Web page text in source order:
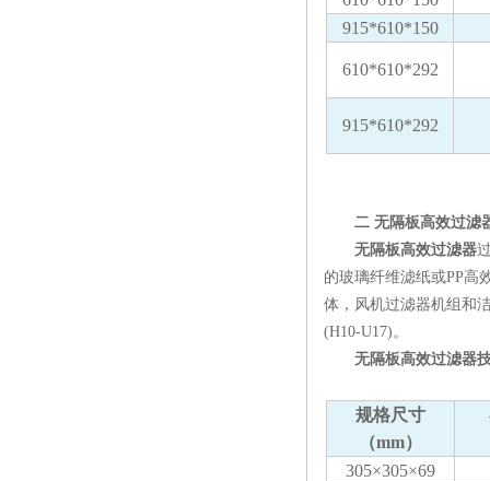
915*610*150
610*610*292
915*610*292
二 无隔板高效过滤
无隔板高效过滤器
的玻璃纤维滤纸或PP高
体，风机过滤器机组和
(H10-U17)。
无隔板高效过滤器
规格尺寸
（mm）
305×305×69